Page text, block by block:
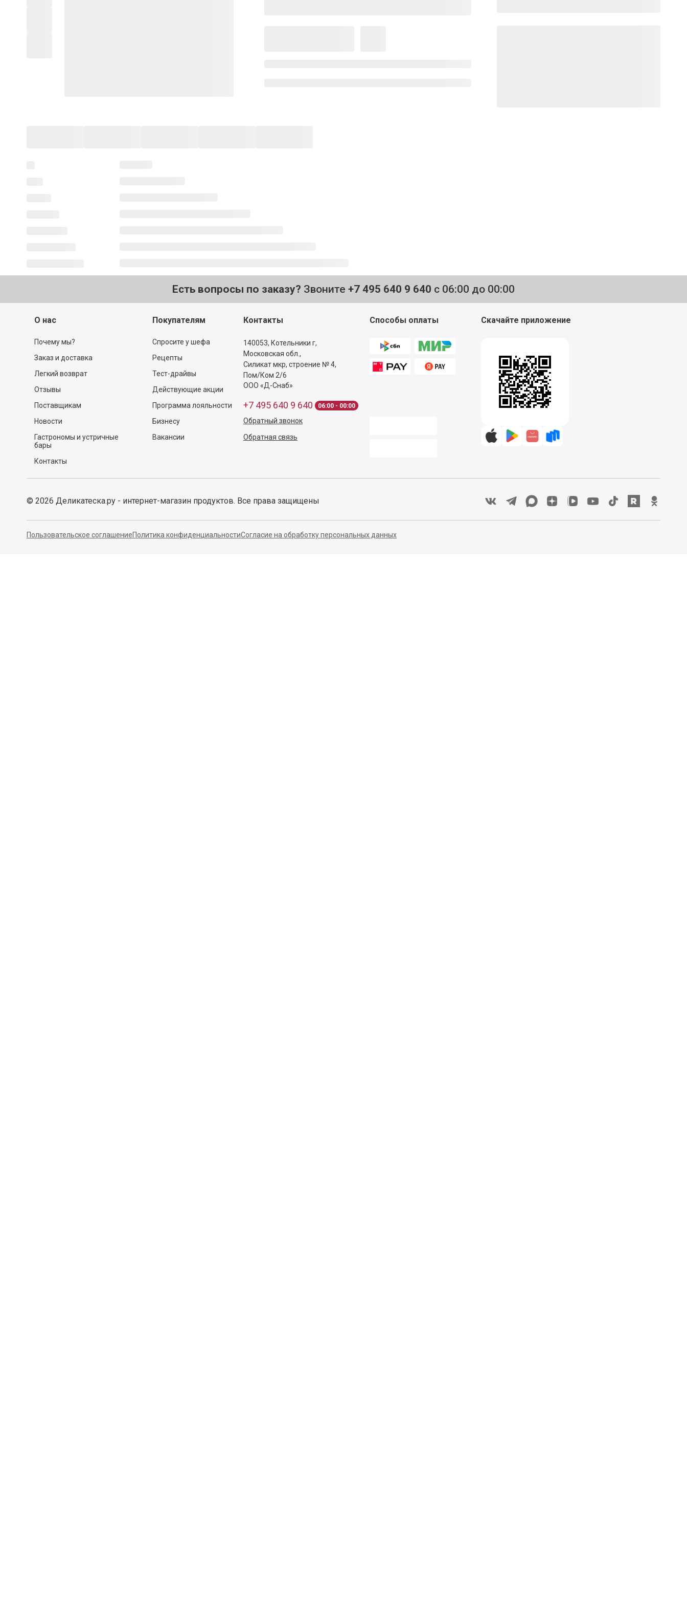
Есть вопросы по заказу? Звоните +7 495 640 9 640 с 06:00 до 00:00
О нас
Почему мы?
Заказ и доставка
Легкий возврат
Отзывы
Поставщикам
Новости
Гастрономы и устричные
бары
Контакты
Покупателям
Спросите у шефа
Рецепты
Тест-драйвы
Действующие акции
Программа лояльности
Бизнесу
Вакансии
Контакты
140053, Котельники г,
Московская обл.,
Силикат мкр, строение № 4,
Пом/Ком 2/6
ООО «Д-Снаб»
+7 495 640 9 640 06:00 - 00:00
Обратный звонок
Обратная связь
Способы оплаты Скачайте приложение
© 2026 Деликатеска.ру - интернет-магазин продуктов. Все права защищены
Пользовательское соглашениеПолитика конфиденциальностиСогласие на обработку персональных данных